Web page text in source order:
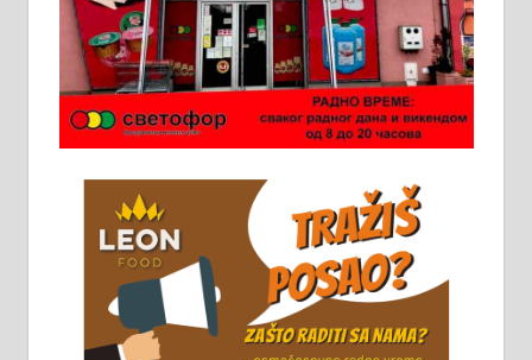
Ало таксију потребан возач са Б
категоријом. 064/02-85-511
Потребна два радника за рад на
стоваришту „Липа промет” у
информација доћи лично на
стовариште у улици Максима
Горког 26 сваког радног дана од
8 до 15 часова. 063/465-045
Чистим све врсте димњака.
061/32-13-445